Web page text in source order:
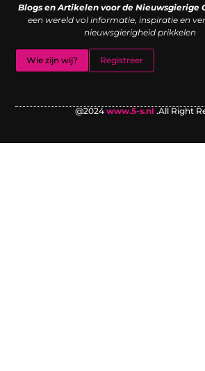
Blogs en Artikelen voor de Nieuwsgierige
een wereld vol informatie, inspiratie en
nieuwsgierigheid prikkelen
Wie zijn wij? Registreer
@2024 www.5-s.nl .All Right